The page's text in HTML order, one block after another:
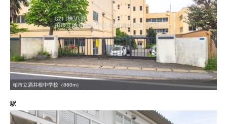
柏市立酒井根中学校（860m）
駅